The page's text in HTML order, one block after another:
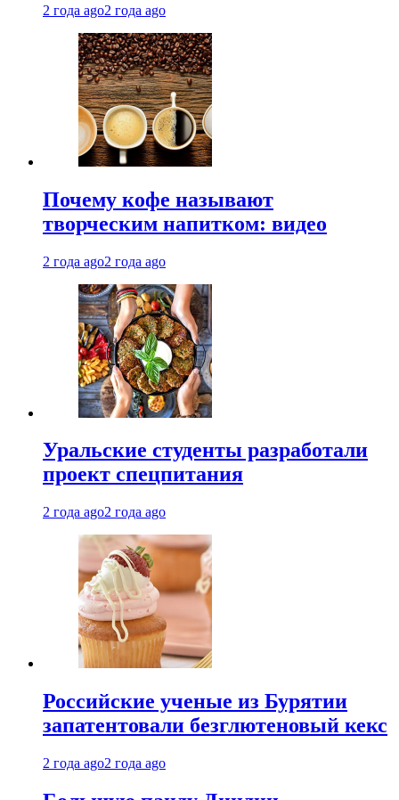
2 года ago2 года ago
Почему кофе называют
творческим напитком: видео
2 года ago2 года ago
Уральские студенты разработали
проект спецпитания
2 года ago2 года ago
Российские ученые из Бурятии
запатентовали безглютеновый кекс
2 года ago2 года ago